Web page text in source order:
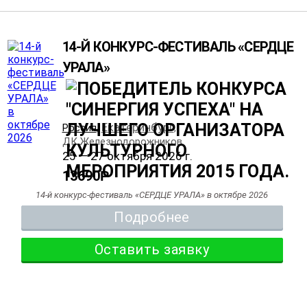
14-Й КОНКУРС-ФЕСТИВАЛЬ «СЕРДЦЕ
УРАЛА»
Россия, Екатеринбург,
ДК Железнодорожников
25 — 27 октября 2026 г.
13690Р
14-й конкурс-фестиваль «СЕРДЦЕ УРАЛА» в октябре 2026
Подробнее
Оставить заявку